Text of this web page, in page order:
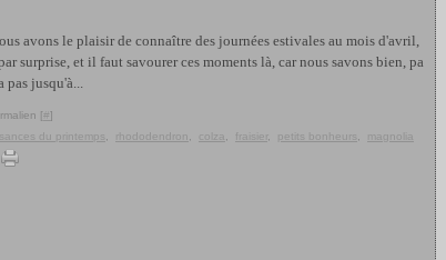
avons le plaisir de connaître des journées estivales au mois d'avril,
surprise, et il faut savourer ces moments là, car nous savons bien, pa
pas jusqu'à...
[#]
du printemps rhododendron colza fraisier petits bonheurs magnolia